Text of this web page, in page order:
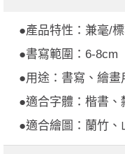
●產品特性：兼毫/
●書寫範圍：6-8cm
●用途：書寫、繪畫
●適合字體：楷書
●適合繪圖：蘭竹、